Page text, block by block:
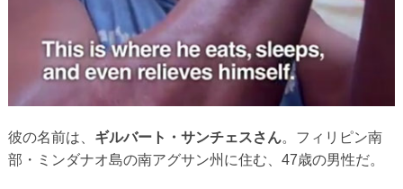
彼の名前は、 ギルバート・サンチェスさん。フィリピン南
部・ミンダナオ島の南アグサン州に住む、47歳の男性だ。